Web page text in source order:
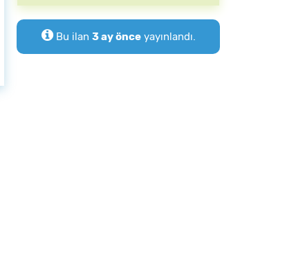
Bu ilan 3 ay önceyayınlandı.